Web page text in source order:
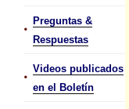
•
Preguntas &
Respuestas
•
Videos publicados
en el Boletín